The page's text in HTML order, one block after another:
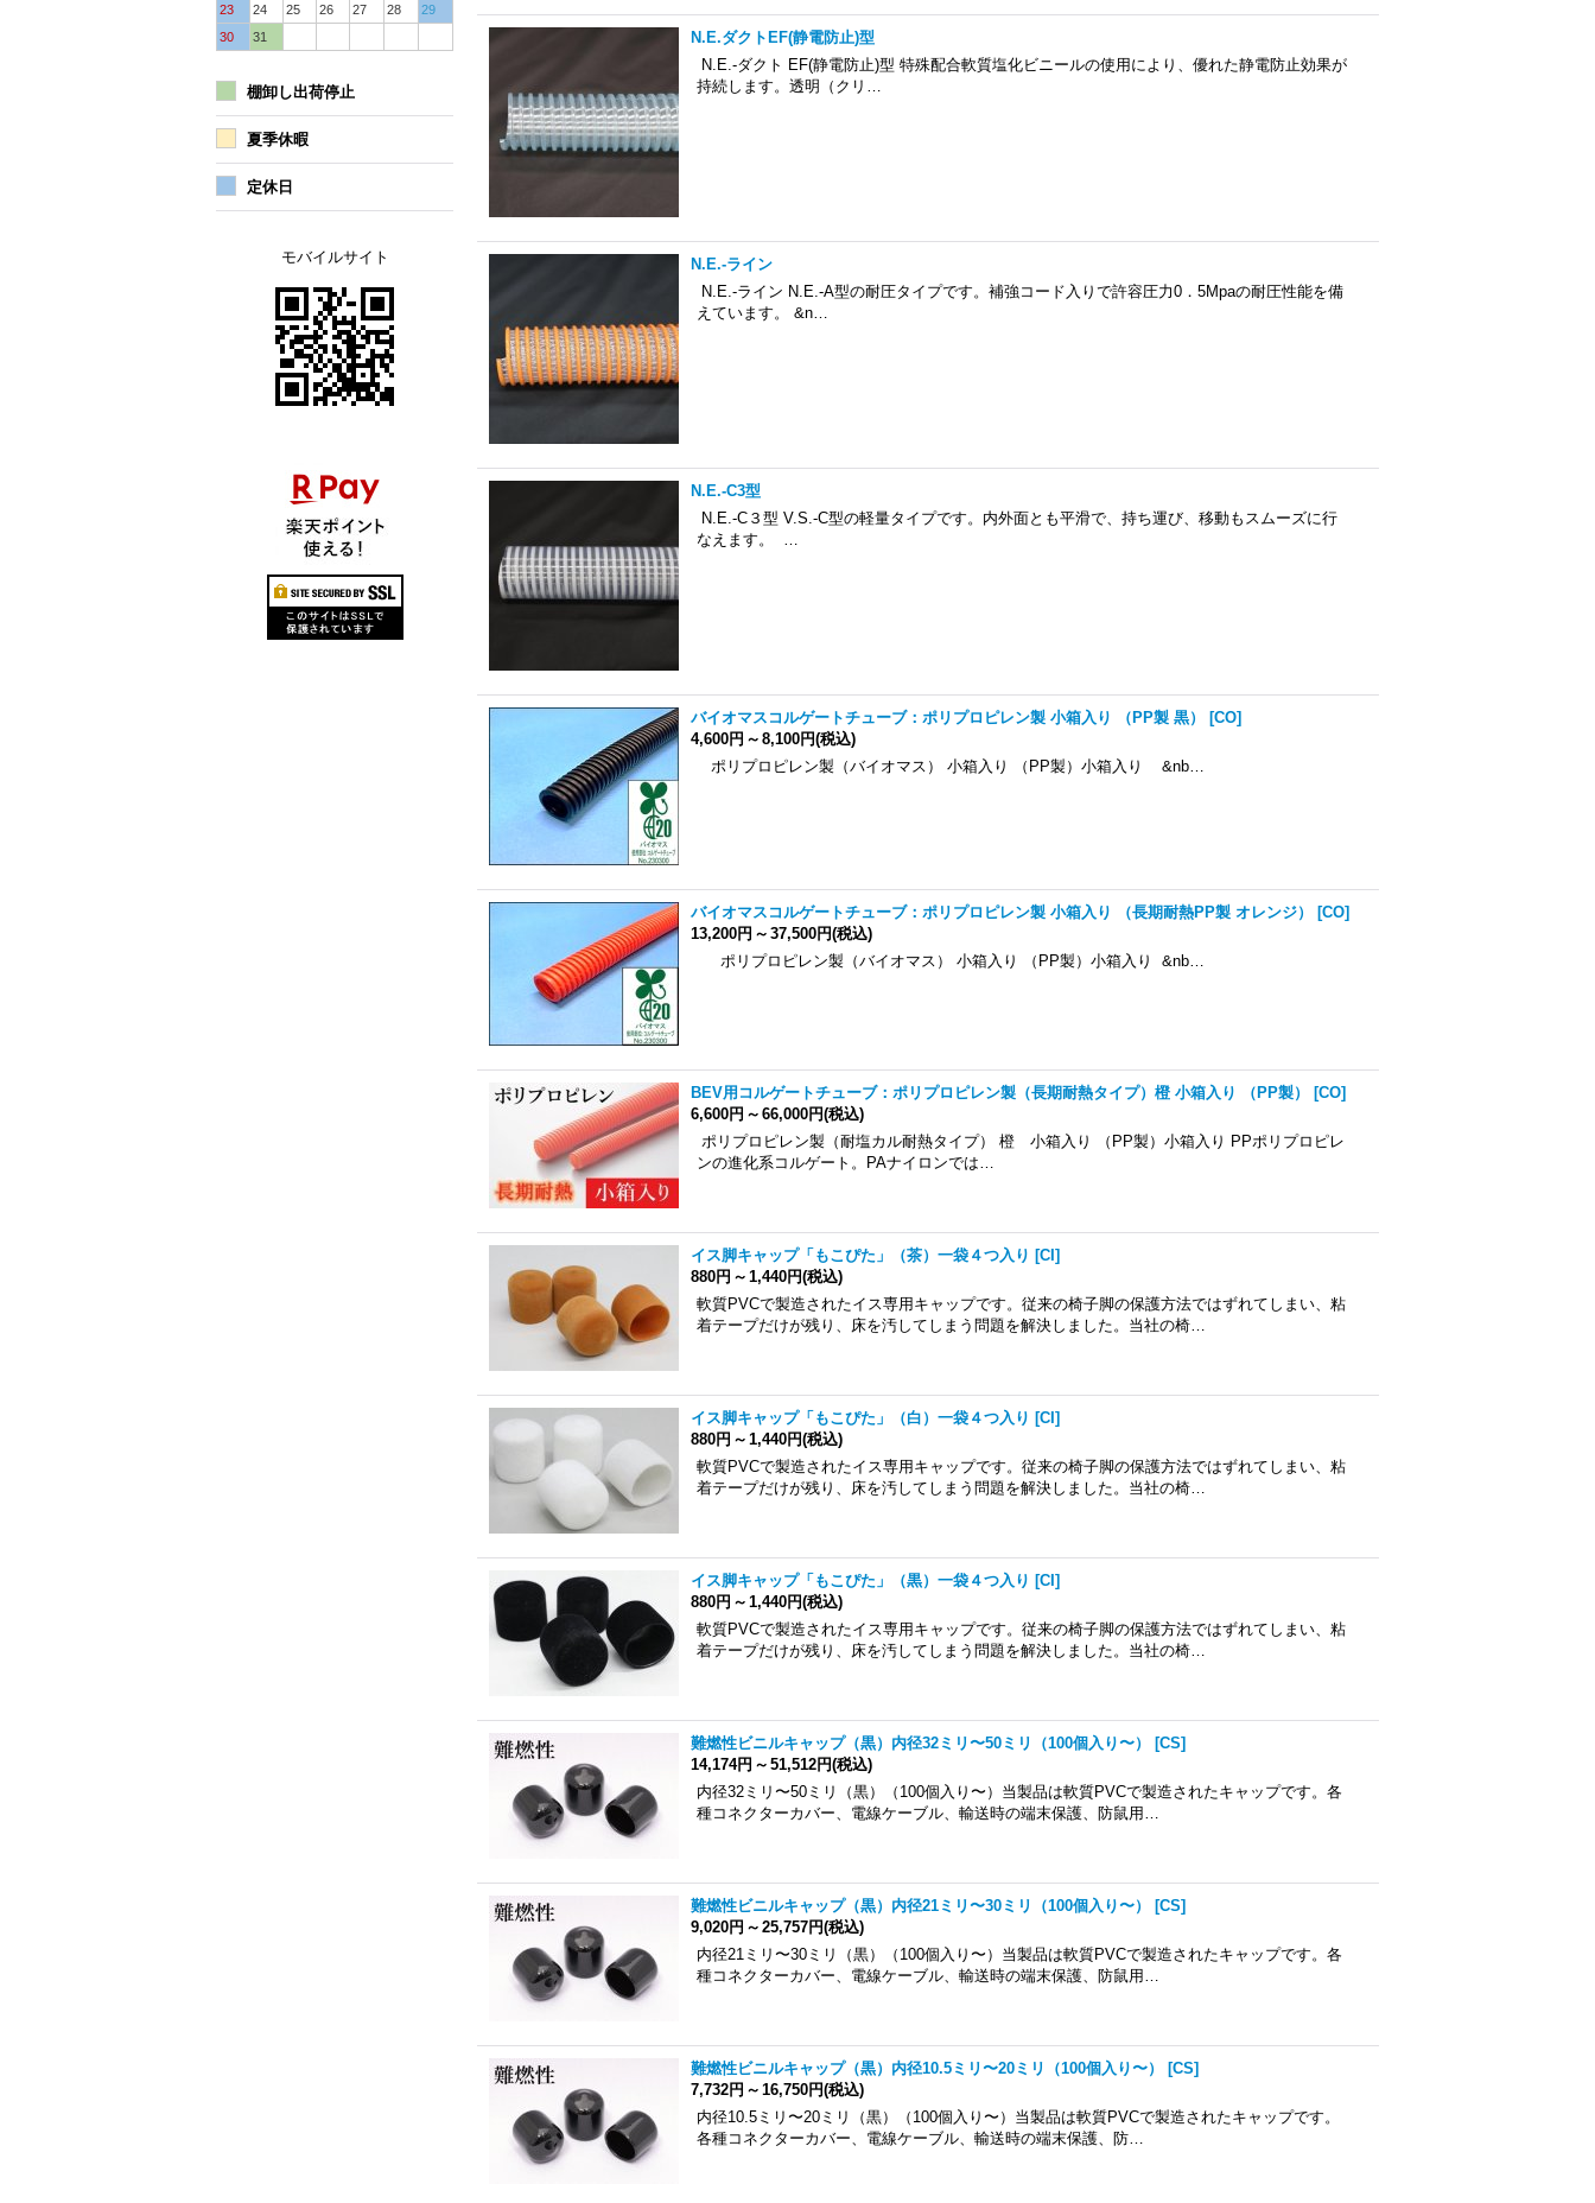
23
24 25 26 27 28
29
30
31
棚卸し出荷停止
夏季休暇
定休日
モバイルサイト
N.E.ダクトEF(静電防止)型
N.E.-ダクト EF(静電防止)型 特殊配合軟質塩化ビニールの使用により、優れた静電防止効果が
持続します。透明（クリ…
N.E.-ライン
N.E.-ライン N.E.-A型の耐圧タイプです。補強コード入りで許容圧力0．5Mpaの耐圧性能を備
えています。 &n…
N.E.-C3型
N.E.-C３型 V.S.-C型の軽量タイプです。内外面とも平滑で、持ち運び、移動もスムーズに行
なえます。 …
バイオマスコルゲートチューブ：ポリプロピレン製 小箱入り （PP製 黒） [CO]
4,600円 ～ 8,100円(税込)
ポリプロピレン製（バイオマス） 小箱入り （PP製）小箱入り &nb…
バイオマスコルゲートチューブ：ポリプロピレン製 小箱入り （長期耐熱PP製 オレンジ） [CO]
13,200円 ～ 37,500円(税込)
ポリプロピレン製（バイオマス） 小箱入り （PP製）小箱入り &nb…
BEV用コルゲートチューブ：ポリプロピレン製（長期耐熱タイプ）橙 小箱入り （PP製） [CO]
6,600円 ～ 66,000円(税込)
ポリプロピレン製（耐塩カル耐熱タイプ） 橙 小箱入り （PP製）小箱入り PPポリプロピレ
ンの進化系コルゲート。PAナイロンでは…
イス脚キャップ「もこぴた」（茶）一袋４つ入り [CI ]
880円 ～ 1,440円(税込)
軟質PVCで製造されたイス専用キャップです。従来の椅子脚の保護方法ではずれてしまい、粘
着テープだけが残り、床を汚してしまう問題を解決しました。当社の椅…
イス脚キャップ「もこぴた」（白）一袋４つ入り [CI ]
880円 ～ 1,440円(税込)
軟質PVCで製造されたイス専用キャップです。従来の椅子脚の保護方法ではずれてしまい、粘
着テープだけが残り、床を汚してしまう問題を解決しました。当社の椅…
イス脚キャップ「もこぴた」（黒）一袋４つ入り [CI ]
880円 ～ 1,440円(税込)
軟質PVCで製造されたイス専用キャップです。従来の椅子脚の保護方法ではずれてしまい、粘
着テープだけが残り、床を汚してしまう問題を解決しました。当社の椅…
難燃性ビニルキャップ（黒）内径32ミリ〜50ミリ（100個入り〜） [CS]
14,174円 ～ 51,512円(税込)
内径32ミリ〜50ミリ（黒）（100個入り〜）当製品は軟質PVCで製造されたキャップです。各
種コネクターカバー、電線ケーブル、輸送時の端末保護、防鼠用…
難燃性ビニルキャップ（黒）内径21ミリ〜30ミリ（100個入り〜） [CS]
9,020円 ～ 25,757円(税込)
内径21ミリ〜30ミリ（黒）（100個入り〜）当製品は軟質PVCで製造されたキャップです。各
種コネクターカバー、電線ケーブル、輸送時の端末保護、防鼠用…
難燃性ビニルキャップ（黒）内径10.5ミリ〜20ミリ（100個入り〜） [CS]
7,732円 ～ 16,750円(税込)
内径10.5ミリ〜20ミリ（黒）（100個入り〜）当製品は軟質PVCで製造されたキャップです。
各種コネクターカバー、電線ケーブル、輸送時の端末保護、防…